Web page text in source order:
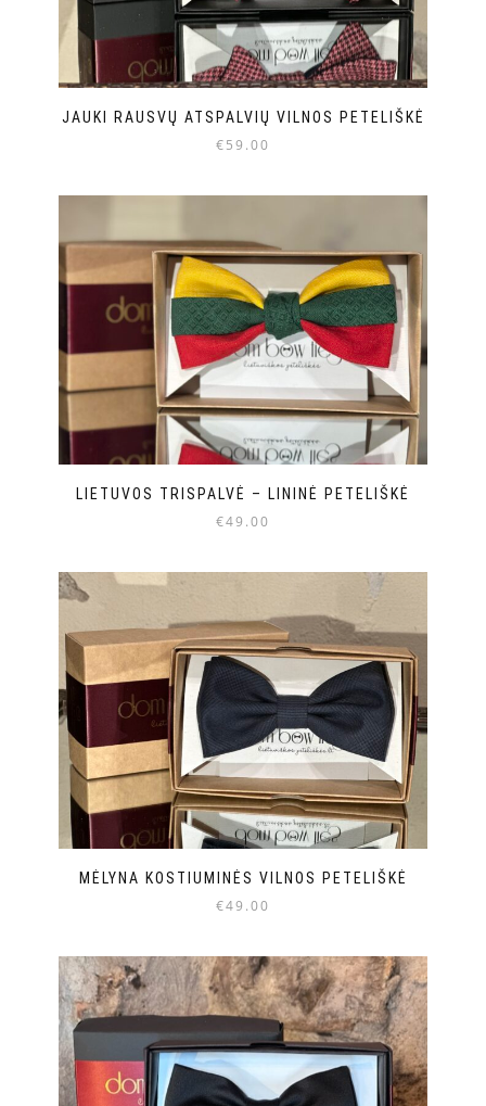
JAUKI RAUSVŲ ATSPALVIŲ VILNOS PETELIŠKĖ
€59.00
LIETUVOS TRISPALVĖ – LININĖ PETELIŠKĖ
€49.00
MĖLYNA KOSTIUMINĖS VILNOS PETELIŠKĖ
€49.00